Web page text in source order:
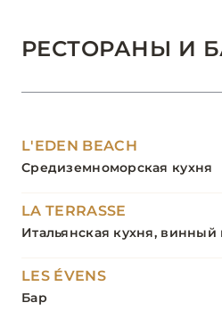
РЕСТОРАНЫ И
L'EDEN BEACH
Средиземноморская кухня
LA TERRASSE
Итальянская кухня, винный
LES ÉVENS
Бар